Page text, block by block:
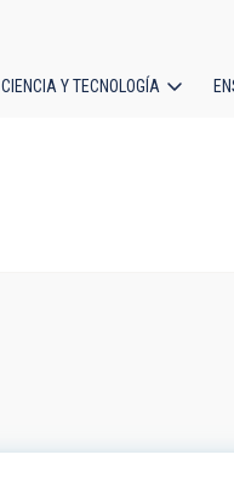
CIENCIA Y TECNOLOGÍA